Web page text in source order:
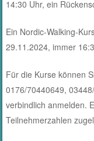
14:30 Uhr, ein
Ein Nordic-Walking-
29.11.2024, immer
Für die Kurse können
0176/70440649,
verbindlich anmelden.
Teilnehmerzahlen